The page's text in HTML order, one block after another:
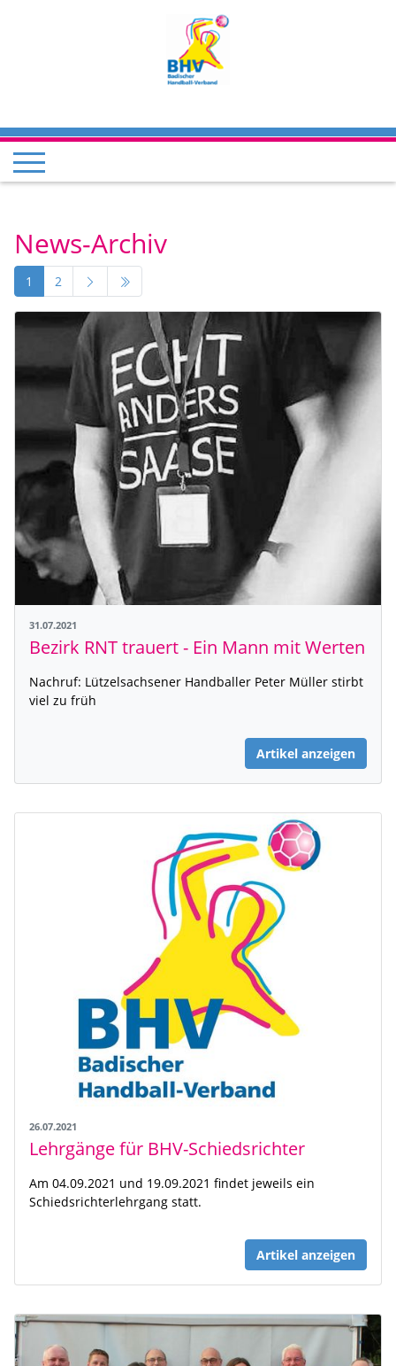
News-Archiv
1 2
31.07.2021
Bezirk RNT trauert - Ein Mann mit Werten
Nachruf: Lützelsachsener Handballer Peter Müller stirbt
viel zu früh
Artikel anzeigen
26.07.2021
Lehrgänge für BHV-Schiedsrichter
Am 04.09.2021 und 19.09.2021 findet jeweils ein
Schiedsrichterlehrgang statt.
Artikel anzeigen